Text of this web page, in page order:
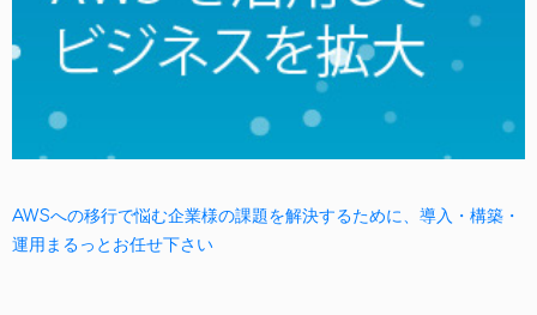
AWSへの移行で悩む企業様の課題を解決するために、導入・構築・
運用まるっとお任せ下さい